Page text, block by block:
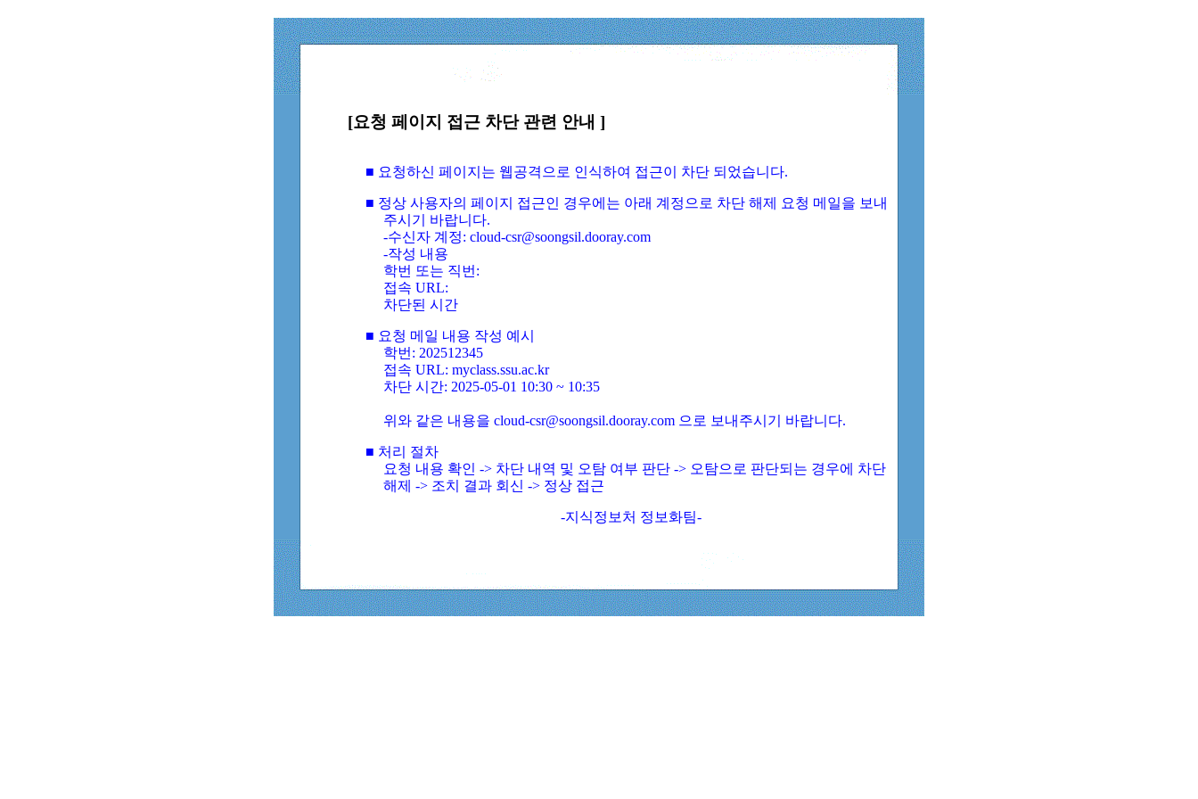
[요청 페이지 접근 차단 관련 안내 ]
■ 요청하신 페이지는 웹공격으로 인식하여 접근이 차단 되었습니다.
■ 정상 사용자의 페이지 접근인 경우에는 아래 계정으로 차단 해제 요청 메일을 보내
주시기 바랍니다.
-수신자 계정: cloud-csr@soongsil.dooray.com
-작성 내용
학번 또는 직번:
접속 URL:
차단된 시간
■ 요청 메일 내용 작성 예시
학번: 202512345
접속 URL: myclass.ssu.ac.kr
차단 시간: 2025-05-01 10:30 ~ 10:35
위와 같은 내용을 cloud-csr@soongsil.dooray.com 으로 보내주시기 바랍니다.
■ 처리 절차
요청 내용 확인 -> 차단 내역 및 오탐 여부 판단 -> 오탐으로 판단되는 경우에 차단
해제 -> 조치 결과 회신 -> 정상 접근
-지식정보처 정보화팀-